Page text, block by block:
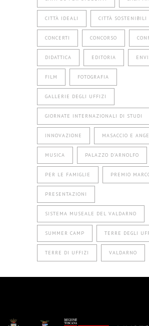
CITTÀ IDEALI CITTÀ SOSTENIBILI
CONCERTI CONCORSO
DIDATTICA EDITORIA
FILM FOTOGRAFIA
GALLERIE DEGLI UFFIZI
GIORNATE INTERNAZIONALI DI STUDI
INNOVAZIONE MASACCIO E
MUSICA PALAZZO D'ARNOLFO
PER LE FAMIGLIE PREMIO
PRESENTAZIONI
SISTEMA MUSEALE DEL VALDARNO
SUMMER CAMP TERRE DEGLI
TERRE DI UFFIZI VALDARNO